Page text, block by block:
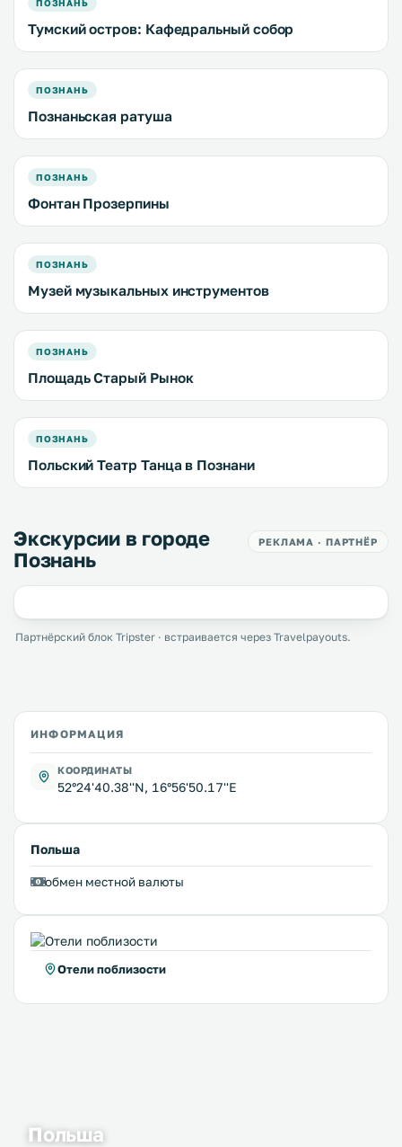
ПОЗНАНЬ
Тумский остров: Кафедральный собор
ПОЗНАНЬ
Познаньская ратуша
ПОЗНАНЬ
Фонтан Прозерпины
ПОЗНАНЬ
Музей музыкальных инструментов
ПОЗНАНЬ
Площадь Старый Рынок
ПОЗНАНЬ
Польский Театр Танца в Познани
Экскурсии в городе
Познань
РЕКЛАМА · ПАРТНЁР
Партнёрский блок Tripster · встраивается через Travelpayouts.
ИНФОРМАЦИЯ
КООРДИНАТЫ
52°24'40.38''N, 16°56'50.17''E
Польша
обмен местной валюты
Отели поблизости
Польша